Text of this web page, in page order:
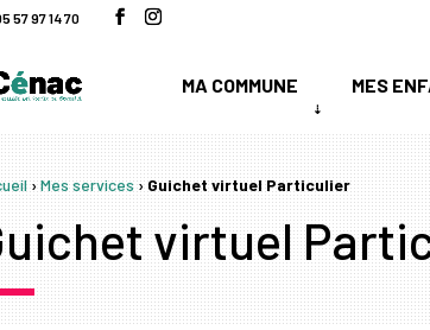
57 97 14 70
MA COMMUNE MES
›Mes services›Guichet virtuel Particulier
virtuel